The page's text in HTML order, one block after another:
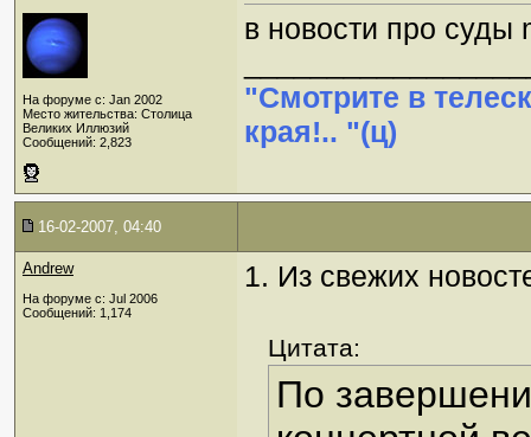
На форуме с: Jan 2002
Место жительства: Столица
Великих Иллюзий
Сообщений: 2,823
в новости про суды
"Смотрите в
края!.. "(ц)
16-02-2007, 04:40
Andrew
На форуме с: Jul 2006
Сообщений: 1,174
1. Из свежих
Цитата:
По